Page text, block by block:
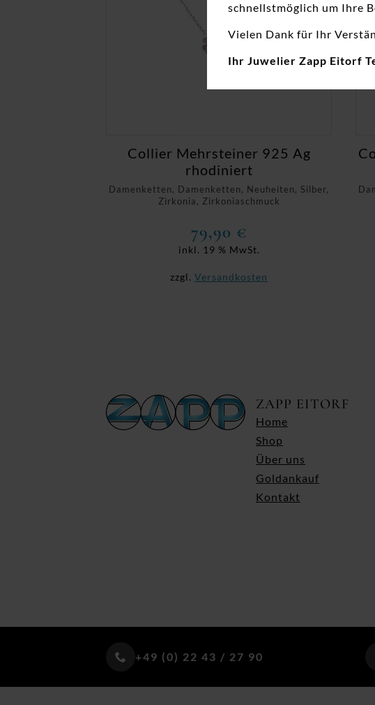
Damenketten, Damenketten, Neuheiten, Silber,
Zirkonia, Zirkoniaschmuck
Collier Mehrsteiner 925 Ag
rhodiniert
79,90 €
inkl. 19 % MwSt.
zzgl.Versandkosten
ZAPP EITORF
Home
Shop
Über uns
Goldankauf
Kontakt
+49 (0) 22 43 / 27 90
schnellstmöglich um Ihre
Vielen Dank für Ihr
Ihr Juwelier Zapp Eitorf